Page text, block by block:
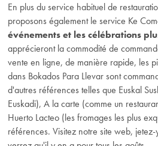
En plus du service habituel de
proposons également le service Ke
événements et les célébrations
apprécieront la commodité de
vente en ligne, de manière rapide, les
dans Bokados Para Llevar sont
d'autres références telles que Euskal
Euskadi), A la carte (comme un
Huerto Lacteo (les fromages les plus
références. Visitez notre site web,